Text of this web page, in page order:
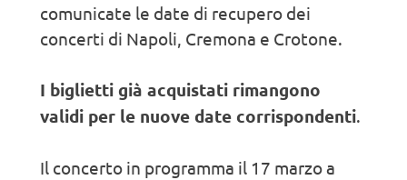
comunicate le date di recupero dei
concerti di Napoli, Cremona e Crotone.
I biglietti già acquistati rimangono
validi per le nuove date corrispondenti.
Il concerto in programma il 17 marzo a